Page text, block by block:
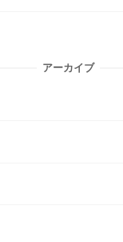
アーカイブ